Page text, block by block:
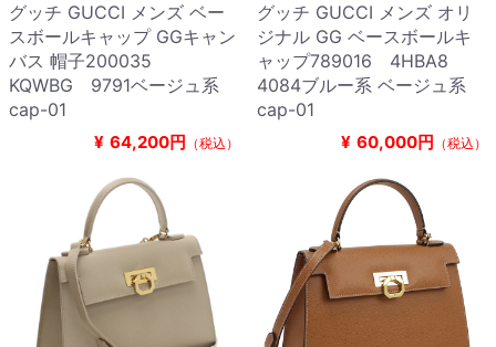
グッチ GUCCI メンズ ベー
スボールキャップ GGキャン
バス 帽子200035
KQWBG 9791ベージュ系
cap-01
¥ 64,200円 （税込）
グッチ GUCCI メンズ オリ
ジナル GG ベースボールキ
ャップ789016 4HBA8
4084ブルー系 ベージュ系
cap-01
¥ 60,000円 （税込）